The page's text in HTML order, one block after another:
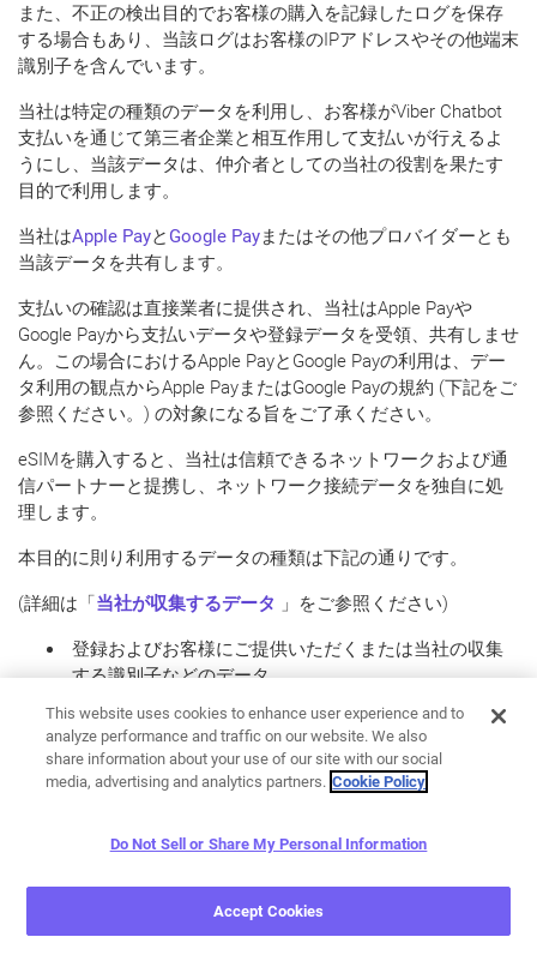
また、不正の検出目的でお客様の購入を記録したログを保存
する場合もあり、当該ログはお客様のIPアドレスやその他端末
識別子を含んでいます。
当社は特定の種類のデータを利用し、お客様がViber Chatbot
支払いを通じて第三者企業と相互作用して支払いが行えるよ
うにし、当該データは、仲介者としての当社の役割を果たす
目的で利用します。
当社はApple Payと Google Payまたはその他プロバイダーとも
当該データを共有します。
支払いの確認は直接業者に提供され、当社はApple Payや
Google Payから支払いデータや登録データを受領、共有しませ
ん。この場合におけるApple PayとGoogle Payの利用は、デー
タ利用の観点からApple PayまたはGoogle Payの規約 (下記をご
参照ください。) の対象になる旨をご了承ください。
eSIMを購入すると、当社は信頼できるネットワークおよび通
信パートナーと提携し、ネットワーク接続データを独自に処
理します。
本目的に則り利用するデータの種類は下記の通りです。
(詳細は「当社が収集するデータ 」をご参照ください)
登録およびお客様にご提供いただくまたは当社の収集
する識別子などのデータ
決済にかかる情報
例：
購入したサービス、製品、または本サービスに
請求書データ (請求書送付先住所、氏名またはア
日、通貨、IPアドレス、国、クレジットカードの
This website uses cookies to enhance user experience and to
analyze performance and traffic on our website. We also
share information about your use of our site with our social
media, advertising and analytics partners. Cookie Policy
Do Not Sell or Share My Personal Information
Accept Cookies